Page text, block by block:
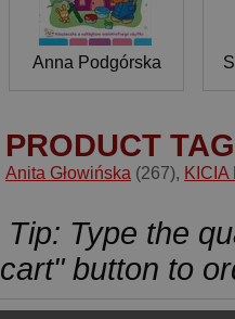
Anna Podgórska
PRODUCT
Anita Głowińska (267), KICIA
Tip: Type the
cart" button to